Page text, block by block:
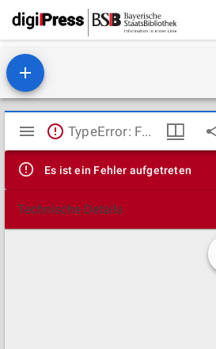
Mirador
Viewer
TypeError: Failed to fetch
Es ist ein Fehler aufgetreten
Technische Details